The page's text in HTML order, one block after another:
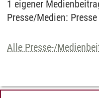
1 eigener
Presse/Medien:
Alle Presse-/